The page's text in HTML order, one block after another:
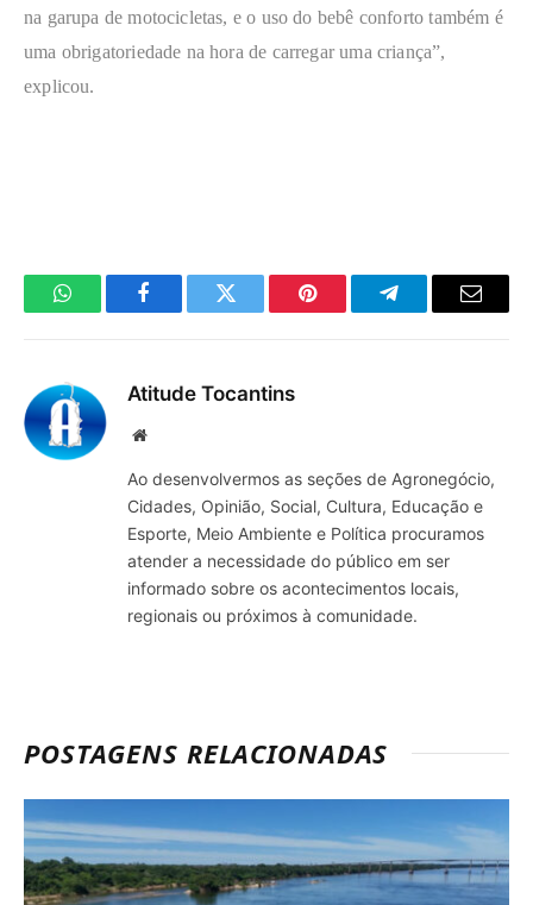
na garupa de motocicletas, e o uso do bebê conforto também é
uma obrigatoriedade na hora de carregar uma criança”,
explicou.
WhatsAppFacebookTwitter Pinterest TelegramaE-
Atitude Tocantins
Site
Ao desenvolvermos as seções de Agronegócio,
Cidades, Opinião, Social, Cultura, Educação e
Esporte, Meio Ambiente e Política procuramos
atender a necessidade do público em ser
informado sobre os acontecimentos locais,
regionais ou próximos à comunidade.
POSTAGENS RELACIONADAS